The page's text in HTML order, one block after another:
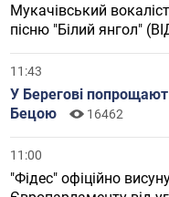
Мукачівський
пісню "Білий янгол"
11:43
У Берегові
Бецою
16462
11:00
"Фідес" офіційно